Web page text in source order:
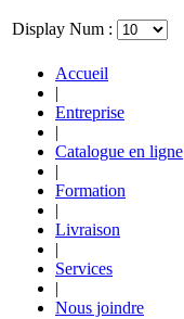
Display Num :
Accueil
|
Entreprise
|
Catalogue en ligne
|
Formation
|
Livraison
|
Services
|
Nous joindre